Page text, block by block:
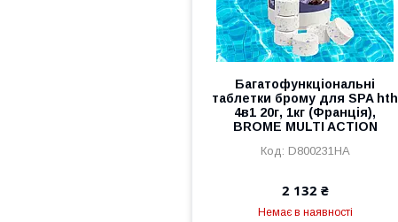
Багатофункціональні
таблетки брому для SPA hth
4в1 20г, 1кг (Франція),
BROME MULTI ACTION
D800231HA
2 132 ₴
Немає в наявності